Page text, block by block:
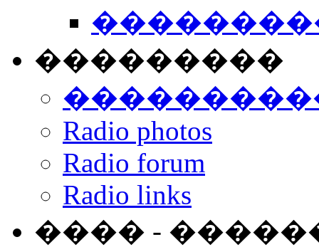
���������
Radio photos
Radio forum
Radio links
���� -